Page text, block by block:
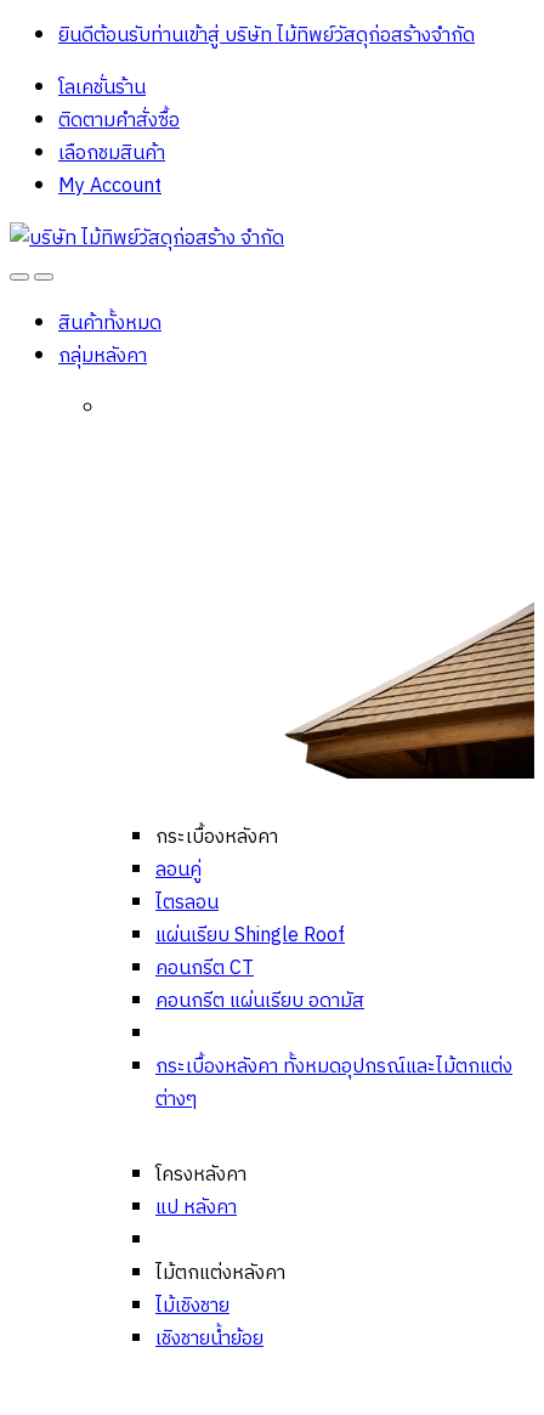
ยินดีต้อนรับท่านเข้าสู่ บริษัท ไม้ทิพย์วัสดุก่อสร้างจํากัด
โลเคชั่นร้าน
ติดตามคำสั่งซื้อ
เลือกชมสินค้า
My Account
OpenClose
สินค้าทั้งหมด
กลุ่มหลังคา
กระเบื้องหลังคา
ลอนคู่
ไตรลอน
แผ่นเรียบ Shingle Roof
คอนกรีต CT
คอนกรีต แผ่นเรียบ อดามัส
กระเบื้องหลังคา ทั้งหมดอุปกรณ์และไม้ตกแต่ง
ต่างๆ
โครงหลังคา
แป หลังคา
ไม้ตกแต่งหลังคา
ไม้เชิงชาย
เชิงชายน้ำย้อย